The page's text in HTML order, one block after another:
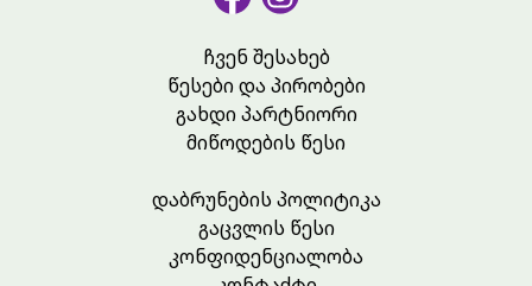
ჩვენ შესახებ
წესები და პირობები
გახდი პარტნიორი
მიწოდების წესი
დაბრუნების პოლიტიკა
გაცვლის წესი
კონფიდენციალობა